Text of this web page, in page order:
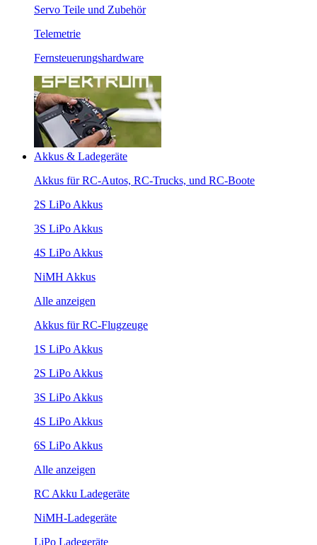
Servo Teile und Zubehör
Telemetrie
Fernsteuerungshardware
Akkus & Ladegeräte
Akkus für RC-Autos, RC-Trucks, und RC-Boote
2S LiPo Akkus
3S LiPo Akkus
4S LiPo Akkus
NiMH Akkus
Alle anzeigen
Akkus für RC-Flugzeuge
1S LiPo Akkus
2S LiPo Akkus
3S LiPo Akkus
4S LiPo Akkus
6S LiPo Akkus
Alle anzeigen
RC Akku Ladegeräte
NiMH-Ladegeräte
LiPo Ladegeräte